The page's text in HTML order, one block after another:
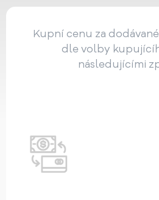
Kupní cenu za
dle volby
následujícími